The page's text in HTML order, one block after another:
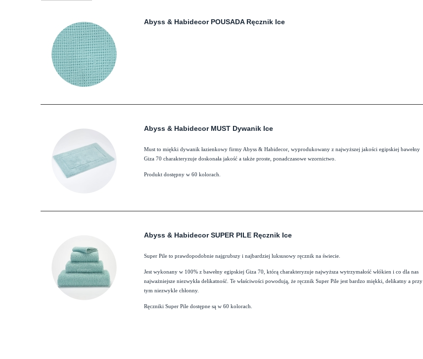
Abyss & Habidecor POUSADA Ręcznik Ice
Abyss & Habidecor MUST Dywanik Ice
Must to miękki dywanik łazienkowy firmy Abyss & Habidecor, wyprodukowany z najwyższej jakości egipskiej bawełny
Giza 70 charakteryzuje doskonała jakość a także proste, ponadczasowe wzornictwo.
Produkt dostępny w 60 kolorach.
Abyss & Habidecor SUPER PILE Ręcznik Ice
Super Pile to prawdopodobnie najgrubszy i najbardziej luksusowy ręcznik na świecie.
Jest wykonany w 100% z bawełny egipskiej Giza 70, którą charakteryzuje najwyższa wytrzymałość włókien i co dla nas
najważniejsze niezwykła delikatność. Te właściwości powodują, że ręcznik Super Pile jest bardzo miękki, delikatny a przy
tym niezwykle chłonny.
Ręczniki Super Pile dostępne są w 60 kolorach.